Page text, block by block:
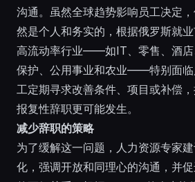
沟通。虽然全球趋势影响员工决定
然是个人和务实的，根据俄罗斯就
高流动率行业——如IT、零售、酒店
保护、公用事业和农业——特别面临
工定期寻求改善条件、项目或补偿
报复性辞职更可能发生。
减少辞职的策略
为了缓解这一问题，人力资源专家
化，强调开放和同理心的沟通，并